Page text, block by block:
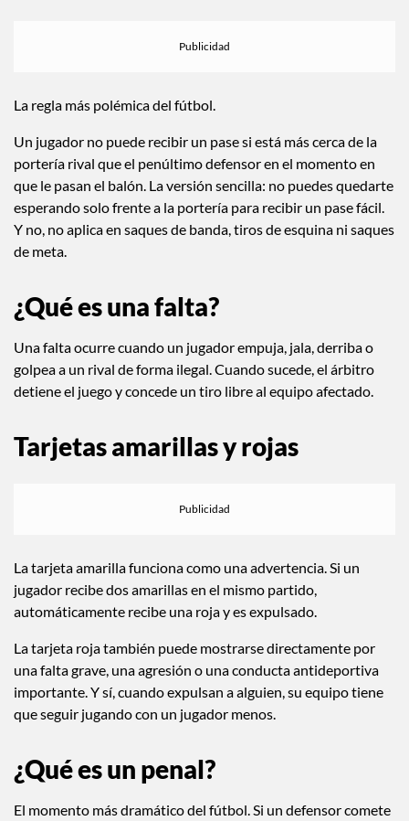
La regla más polémica del fútbol.
Un jugador no puede recibir un pase si está más cerca de la
portería rival que el penúltimo defensor en el momento en
que le pasan el balón. La versión sencilla: no puedes quedarte
esperando solo frente a la portería para recibir un pase fácil.
Y no, no aplica en saques de banda, tiros de esquina ni saques
de meta.
¿Qué es una falta?
Una falta ocurre cuando un jugador empuja, jala, derriba o
golpea a un rival de forma ilegal. Cuando sucede, el árbitro
detiene el juego y concede un tiro libre al equipo afectado.
Tarjetas amarillas y rojas
La tarjeta amarilla funciona como una advertencia. Si un
jugador recibe dos amarillas en el mismo partido,
automáticamente recibe una roja y es expulsado.
La tarjeta roja también puede mostrarse directamente por
una falta grave, una agresión o una conducta antideportiva
importante. Y sí, cuando expulsan a alguien, su equipo tiene
que seguir jugando con un jugador menos.
¿Qué es un penal?
El momento más dramático del fútbol. Si un defensor comete